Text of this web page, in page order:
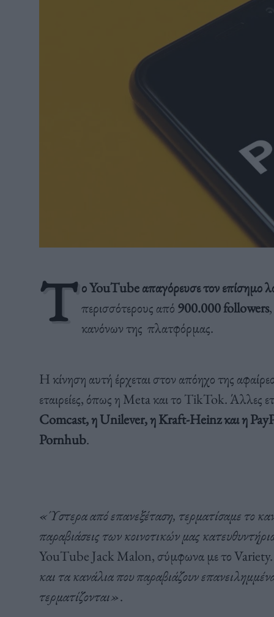
Τ ο YouTube απαγόρευσε τον επίσημο
περισσότερους από 900.000 followers,
κανόνων της πλατφόρμας.
Η κίνηση αυτή έρχεται στον απόηχο της
εταιρείες, όπως η Meta και το TikTok. Άλλες
Comcast, η Unilever, η Kraft-Heinz και η
Pornhub.
«Ύστερα από επανεξέταση, τερματίσαμε το
παραβιάσεις των κοινοτικών μας
YouTube Jack Malon, σύμφωνα με το Variety.
και τα κανάλια που παραβιάζουν
τερματίζονται».